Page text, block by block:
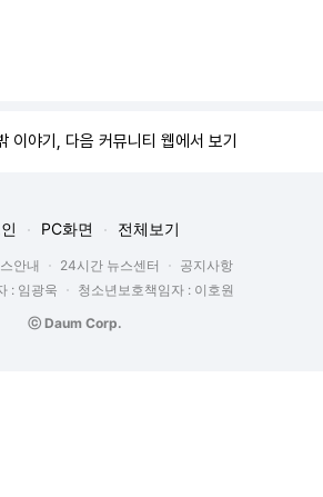
이야기, 다음 커뮤니티 웹에서 보기
PC화면 전체보기
안내 24시간 뉴스센터
공지사항
: 임광욱
청소년보호책임자 : 이호원
ⓒ Daum Corp.